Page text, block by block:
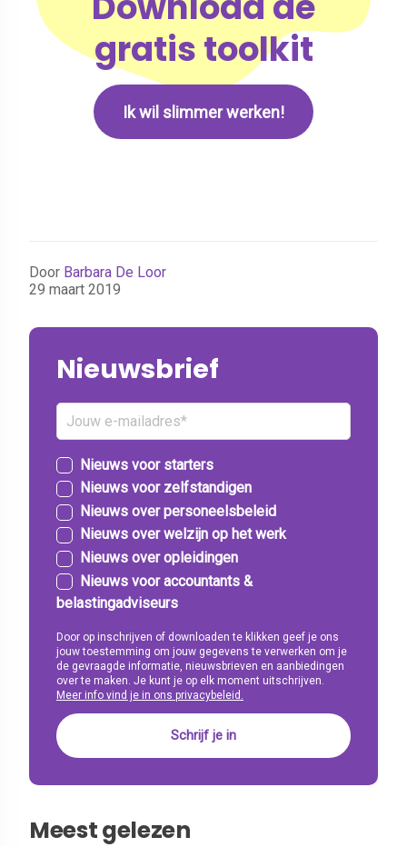
gratis toolkit
Ik wil slimmer werken!
Door Barbara De Loor
29 maart 2019
Nieuwsbrief
Nieuws voor starters
Nieuws voor zelfstandigen
Nieuws over personeelsbeleid
Nieuws over welzijn op het werk
Nieuws over opleidingen
Nieuws voor accountants &
belastingadviseurs
Door op inschrijven of downloaden te klikken geef je ons
jouw toestemming om jouw gegevens te verwerken om je
de gevraagde informatie, nieuwsbrieven en aanbiedingen
over te maken. Je kunt je op elk moment uitschrijven.
Meer info vind je in ons privacybeleid.
Meest gelezen